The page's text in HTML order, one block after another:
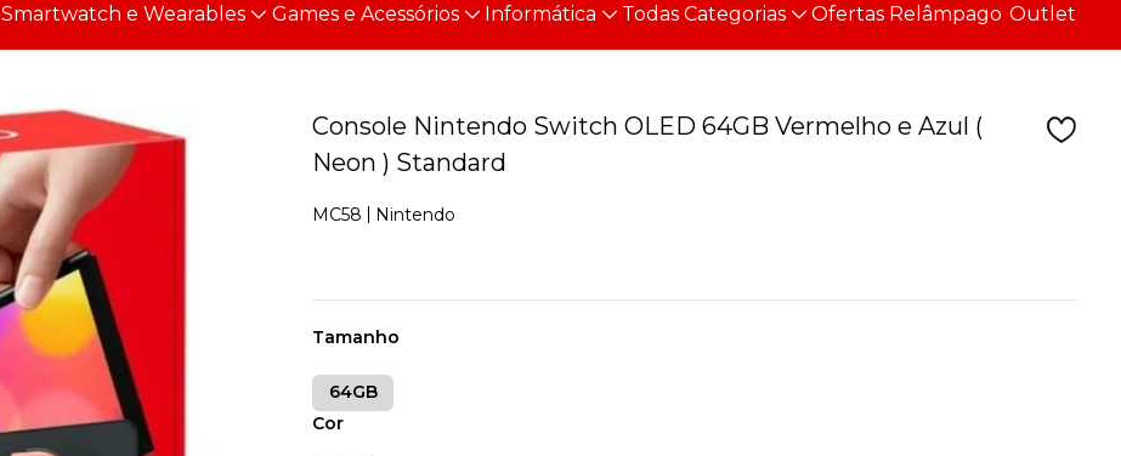
Smartwatch e Wearables Games e Acessórios Informática Todas Categorias Ofertas Relâmpago Outlet
Console Nintendo Switch OLED 64GB Vermelho e Azul (
Neon ) Standard
MC58 Nintendo
Tamanho
64GB
Cor